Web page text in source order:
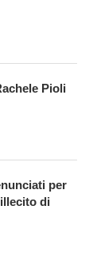
Pioli
per
di